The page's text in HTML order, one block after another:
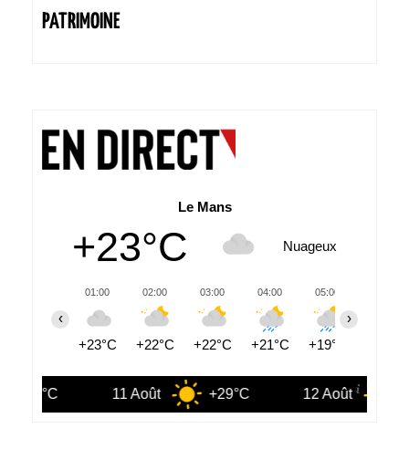
PATRIMOINE
Le Mans
+23°C Nuageux
01:00
+23°C
02:00
+22°C
03:00
+22°C
04:00
+21°C
05:00
+19°C
‹ ›
11 Août +29°C 12 Août +31°C